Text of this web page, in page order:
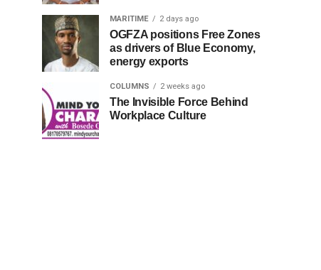
MARITIME 2 days ago
OGFZA positions Free Zones
as drivers of Blue Economy,
energy exports
COLUMNS 2 weeks ago
The Invisible Force Behind
Workplace Culture